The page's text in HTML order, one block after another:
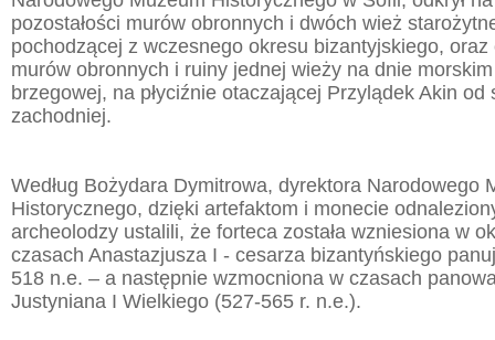
pozostałości murów obronnych i dwóch wież
pochodzącej z wczesnego okresu bizantyjskiego, oraz
murów obronnych i ruiny jednej wieży na dnie
brzegowej, na płyciźnie otaczającej Przylądek Akin od
zachodniej.
Według Bożydara Dymitrowa, dyrektora Narodowego
Historycznego, dzięki artefaktom i monecie
archeolodzy ustalili, że forteca została wzniesiona w
czasach Anastazjusza I - cesarza bizantyńskiego
518 n.e. – a następnie wzmocniona w czasach
Justyniana I Wielkiego (527-565 r. n.e.).